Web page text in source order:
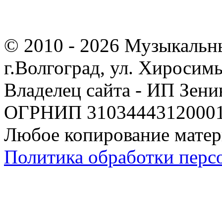
© 2010 - 2026
г.Волгоград, ул.
Владелец сайта - ИП
ОГРНИП
Любое копирование
Политика обработки